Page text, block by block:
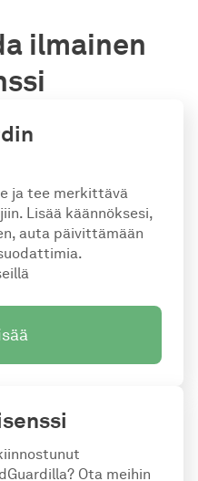
ilmainen
ja tee merkittävä
Lisää käännöksesi,
auta päivittämään
Ota meihin